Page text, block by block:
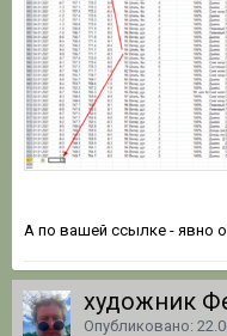
А по вашей ссылке - явно
художник
Опубликовано: